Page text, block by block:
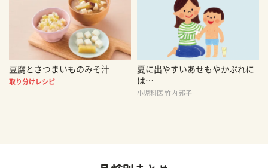
豆腐とさつまいものみそ汁
取り分けレシピ
夏に出やすいあせもやかぶれに
は…
小児科医 竹内 邦子